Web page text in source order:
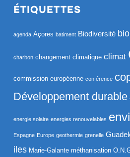
ÉTIQUETTES
agenda Açores batiment Biodiversité
charbon changement climatique climat
commission européenne conférence
Développement durable
energie solaire energies renouvelables
Espagne Europe geothermie grenelle
iles Marie-Galante méthanisation